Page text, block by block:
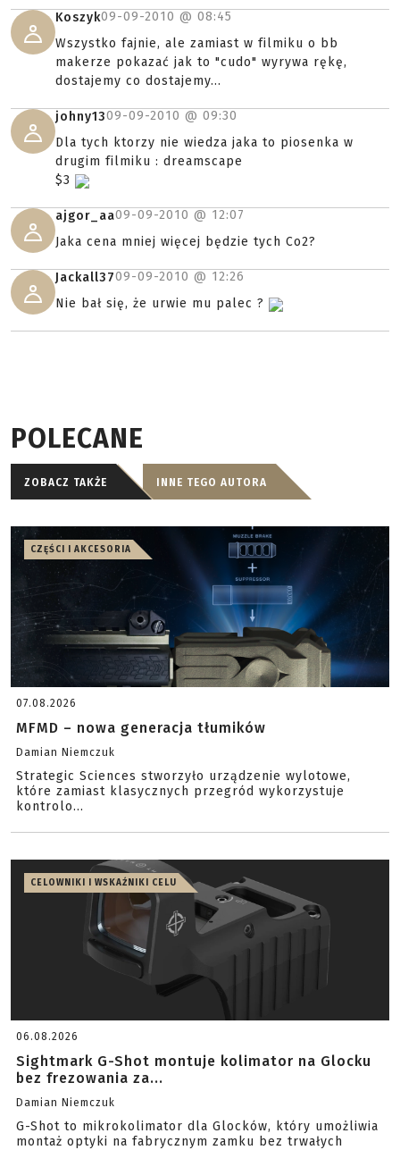
Koszyk09-09-2010 @ 08:45
Wszystko fajnie, ale zamiast w filmiku o bb
makerze pokazać jak to "cudo" wyrywa rękę,
dostajemy co dostajemy...
johny1309-09-2010 @ 09:30
Dla tych ktorzy nie wiedza jaka to piosenka w
drugim filmiku : dreamscape
$3
ajgor_aa09-09-2010 @ 12:07
Jaka cena mniej więcej będzie tych Co2?
Jackall3709-09-2010 @ 12:26
Nie bał się, że urwie mu palec ?
POLECANE
ZOBACZ TAKŻE INNE TEGO AUTORA
CZĘŚCI I AKCESORIA
07.08.2026
MFMD – nowa generacja tłumików
Damian Niemczuk
Strategic Sciences stworzyło urządzenie wylotowe,
które zamiast klasycznych przegród wykorzystuje
kontrolo...
CELOWNIKI I WSKAŹNIKI CELU
06.08.2026
Sightmark G-Shot montuje kolimator na Glocku
bez frezowania za...
Damian Niemczuk
G-Shot to mikrokolimator dla Glocków, który umożliwia
montaż optyki na fabrycznym zamku bez trwałych